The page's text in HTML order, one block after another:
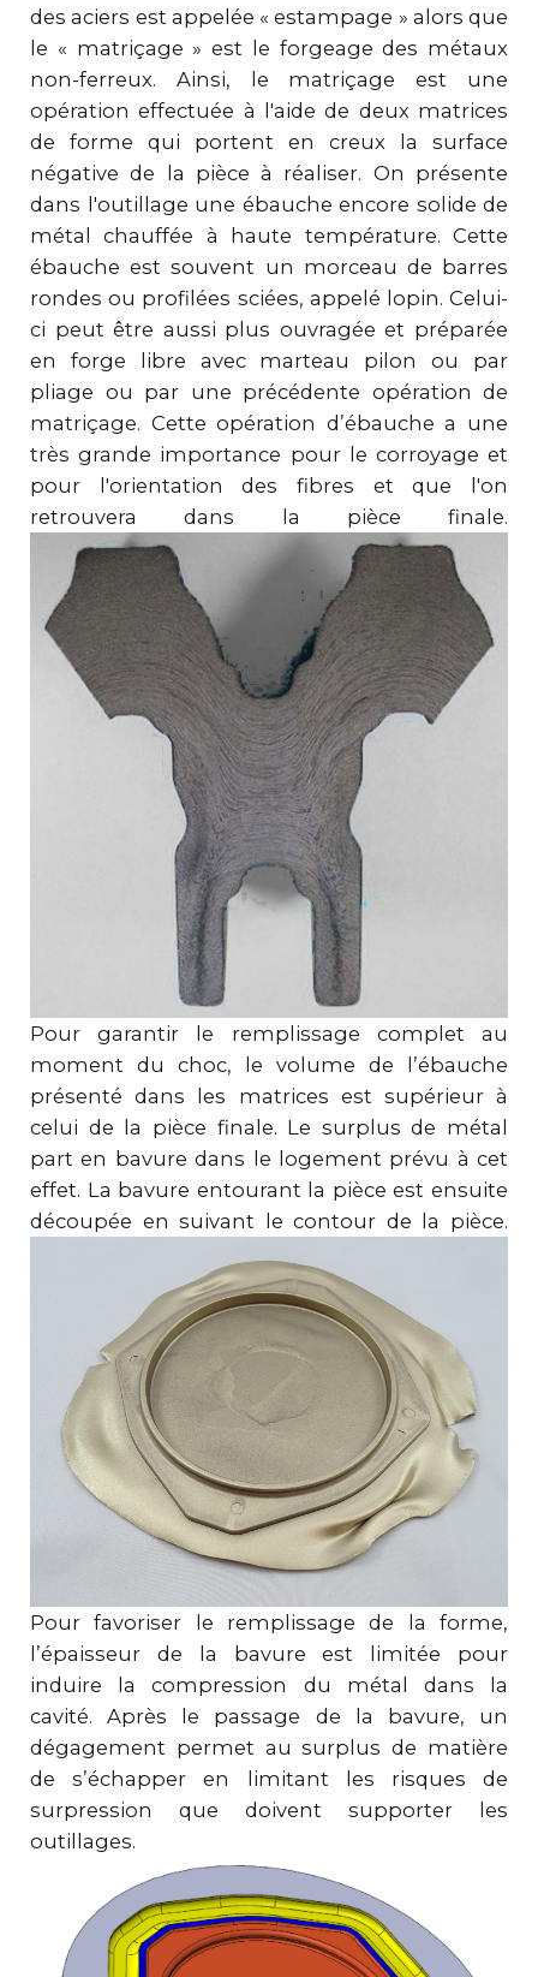
des aciers est appelée « estampage » alors que
le « matriçage » est le forgeage des métaux
non-ferreux. Ainsi, le matriçage est une
opération effectuée à l'aide de deux matrices
de forme qui portent en creux la surface
négative de la pièce à réaliser. On présente
dans l'outillage une ébauche encore solide de
métal chauffée à haute température. Cette
ébauche est souvent un morceau de barres
rondes ou profilées sciées, appelé lopin. Celui-
ci peut être aussi plus ouvragée et préparée
en forge libre avec marteau pilon ou par
pliage ou par une précédente opération de
matriçage. Cette opération d’ébauche a une
très grande importance pour le corroyage et
pour l'orientation des fibres et que l'on
retrouvera dans la pièce finale.
Pour garantir le remplissage complet au
moment du choc, le volume de l’ébauche
présenté dans les matrices est supérieur à
celui de la pièce finale. Le surplus de métal
part en bavure dans le logement prévu à cet
effet. La bavure entourant la pièce est ensuite
découpée en suivant le contour de la pièce.
Pour favoriser le remplissage de la forme,
l’épaisseur de la bavure est limitée pour
induire la compression du métal dans la
cavité. Après le passage de la bavure, un
dégagement permet au surplus de matière
de s’échapper en limitant les risques de
surpression que doivent supporter les
outillages.